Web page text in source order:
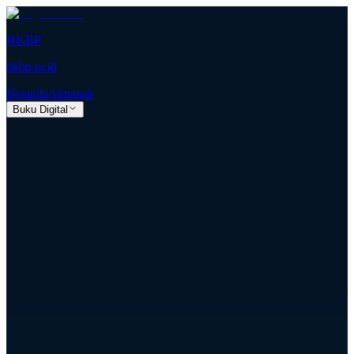
HKBP
hkbp.or.id
BerandaAlmanak
Buku Digital